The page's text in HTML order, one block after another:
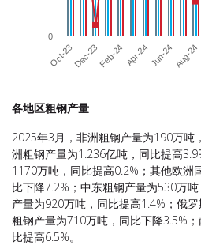
Oct-23Dec-23Feb-24 Apr-24Jun-24Aug-24
0
各地区粗钢产量
2025年3月，非洲粗钢产量为190万吨
洲粗钢产量为1.236亿吨，同比提高
1170万吨，同比提高0.2%；其他欧洲
比下降7.2%；中东粗钢产量为530万
产量为920万吨，同比提高1.4%；俄
粗钢产量为710万吨，同比下降3.5%
比提高6.5%。